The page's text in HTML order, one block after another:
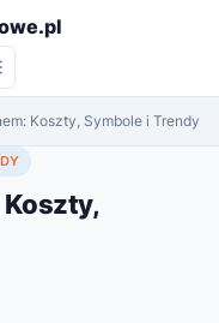
Koszty, Symbole i Trendy